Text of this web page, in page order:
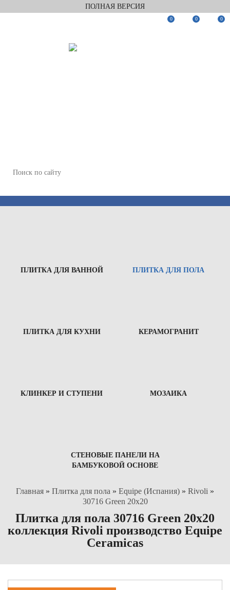
ПОЛНАЯ ВЕРСИЯ
0 0 0
ПЛИТКА ДЛЯ ВАННОЙ ПЛИТКА ДЛЯ ПОЛА
ПЛИТКА ДЛЯ КУХНИ КЕРАМОГРАНИТ
КЛИНКЕР И СТУПЕНИ МОЗАИКА
СТЕНОВЫЕ ПАНЕЛИ НА
БАМБУКОВОЙ ОСНОВЕ
Главная » Плитка для пола » Equipe (Испания) » Rivoli »
30716 Green 20x20
Плитка для пола 30716 Green 20x20
коллекция Rivoli производство Equipe
Ceramicas